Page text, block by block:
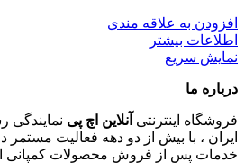
افزودن به علاقه مندی
اطلاعات بیشتر
نمایش سریع
درباره ما
فروشگاه اینترنتی آنلاین اچ پی
ایران ، با بیش از دو دهه فعالیت
خدمات پس از فروش محصولات کمپانی